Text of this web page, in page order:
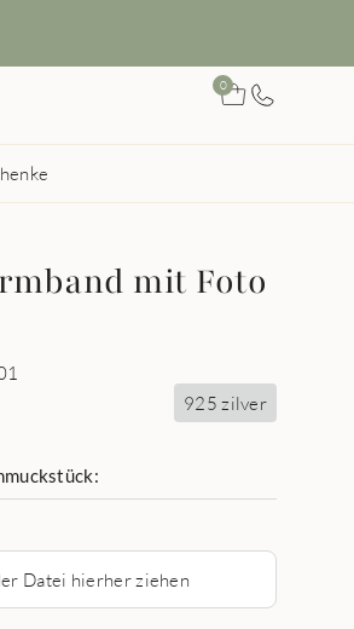
0
mit Foto
925 zilver
Datei hierher ziehen